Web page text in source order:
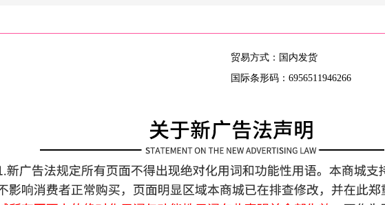
贸易方式：国内发货
国际条形码：6956511946266